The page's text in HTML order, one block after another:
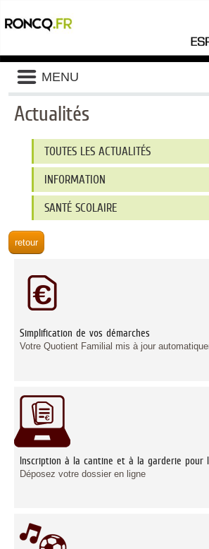
Liste
des
avertissements
MENU
Actualités
catégories
d'actualité
TOUTES LES ACTUALITÉS
INFORMATION
SANTÉ SCOLAIRE
Simplification de vos démarches
Votre Quotient Familial mis à jour
Inscription à la cantine et à la garderie pour
Déposez votre dossier en ligne